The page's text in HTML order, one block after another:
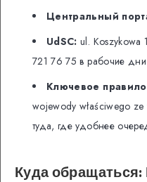
Центральный
UdSC: ul.
721 76 75 в рабочие
Ключевое
wojewody właściwego
туда, где удобнее
Куда обращаться: